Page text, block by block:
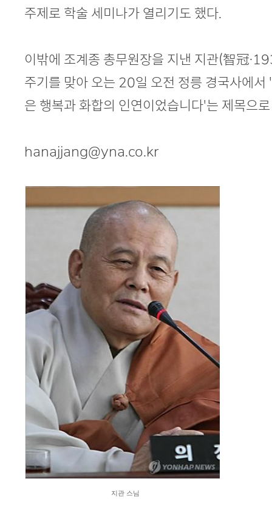
주제로 학술 세미나가 열리기도 했다.
이밖에 조계종 총무원장을 지낸 지관(智冠
주기를 맞아 오는 20일 오전 정릉 경국사에서
은 행복과 화합의 인연이었습니다'는 제목으
hanajjang@yna.co.kr
지관 스님